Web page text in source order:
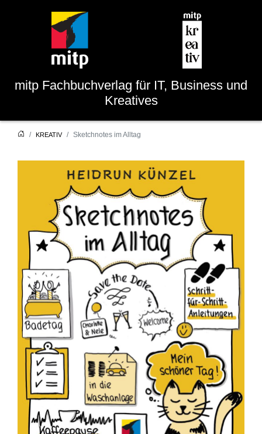
mitp Fachbuchverlag für IT, Business und
Kreatives
KREATIV Sketchnotes im Alltag